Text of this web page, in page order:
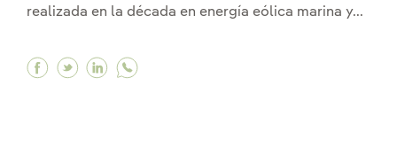
realizada en la década en energía eólica marina y...
Facebook Iberdrola y Masdar amplían su
Twitter Iberdrola y Masdar amplían su
Linkedin Iberdrola y Masdar amplían